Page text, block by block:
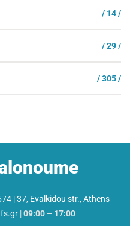
/ 14 /
/ 29 /
/ 305 /
|37, Evalkidou str., Athens
|09:00 – 17:00